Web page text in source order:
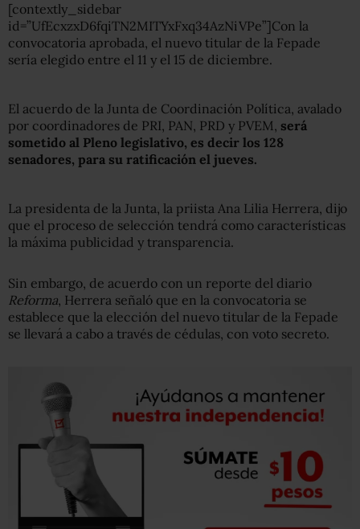
[contextly_sidebar
id=”UfEcxzxD6fqiTN2MITYxFxq34AzNiVPe”]Con la
convocatoria aprobada, el nuevo titular de la Fepade
sería elegido entre el 11 y el 15 de diciembre.
El acuerdo de la Junta de Coordinación Política, avalado
por coordinadores de PRI, PAN, PRD y PVEM, será
sometido al Pleno legislativo, es decir los 128
senadores, para su ratificación el jueves.
La presidenta de la Junta, la priista Ana Lilia Herrera, dijo
que el proceso de selección tendrá como características
la máxima publicidad y transparencia.
Sin embargo, de acuerdo con un reporte del diario
Reforma, Herrera señaló que en la convocatoria se
establece que la elección del nuevo titular de la Fepade
se llevará a cabo a través de cédulas, con voto secreto.